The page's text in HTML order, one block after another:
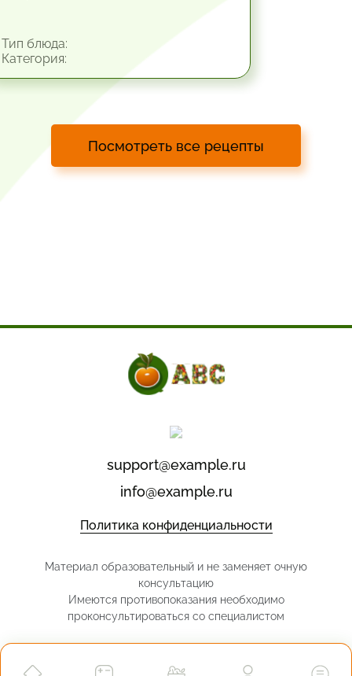
блюда:
Посмотреть все рецепты
support@example.ru
info@example.ru
Политика конфиденциальности
Материал образовательный и не заменяет очную
консультацию
Имеются противопоказания необходимо
проконсультироваться со специалистом